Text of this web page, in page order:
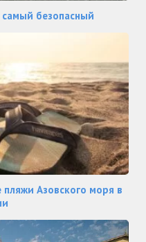
безопасный
Азовского моря в